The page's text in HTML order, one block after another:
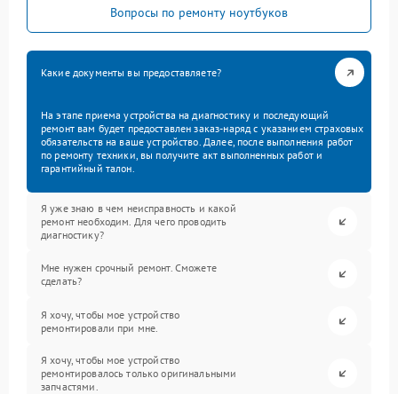
Вопросы по ремонту ноутбуков
Какие документы вы предоставляете?
На этапе приема устройства на диагностику и последующий
ремонт вам будет предоставлен заказ-наряд с указанием страховых
обязательств на ваше устройство. Далее, после выполнения работ
по ремонту техники, вы получите акт выполненных работ и
гарантийный талон.
Я уже знаю в чем неисправность и какой
ремонт необходим. Для чего проводить
диагностику?
Мне нужен срочный ремонт. Сможете
сделать?
Я хочу, чтобы мое устройство
ремонтировали при мне.
Я хочу, чтобы мое устройство
ремонтировалось только оригинальными
запчастями.